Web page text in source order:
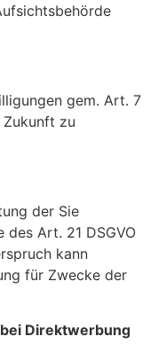
gem. Art. 7
Zukunft zu
der Sie
Art. 21 DSGVO
kann
für Zwecke der
Direktwerbung